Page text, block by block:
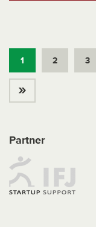
1 2 3
»
Partner